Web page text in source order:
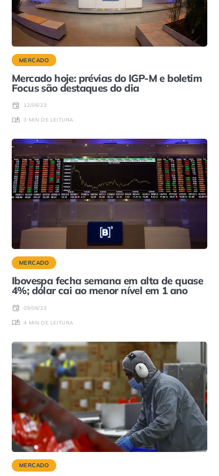
MERCADO
Mercado hoje: prévias do IGP-M e boletim
Focus são destaques do dia
12/06/23
3 MIN DE LEITURA
MERCADO
Ibovespa fecha semana em alta de quase
4%; dólar cai ao menor nível em 1 ano
09/06/23
4 MIN DE LEITURA
MERCADO